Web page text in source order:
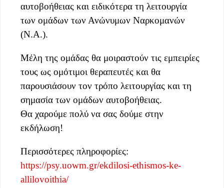
αυτοβοήθειας και ειδικότερα τη λειτουργία
των ομάδων των Ανώνυμων Ναρκομανών
(Ν.Α.).
Μέλη της ομάδας θα μοιραστούν τις εμπειρίες
τους ως ομότιμοι θεραπευτές και θα
παρουσιάσουν τον τρόπο λειτουργίας και τη
σημασία των ομάδων αυτοβοήθειας.
Θα χαρούμε πολύ να σας δούμε στην
εκδήλωση!
Περισσότερες πληροφορίες:
https://psy.uowm.gr/ekdilosi-ethismos-ke-
allilovoithia/